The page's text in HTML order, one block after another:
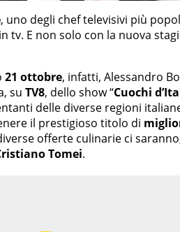
, uno degli chef televisivi più
tv. E non solo con la nuova
21 ottobre, infatti, Alessandro
su TV8, dello show “Cuochi
delle diverse regioni
il prestigioso titolo di
offerte culinarie ci
Tomei.